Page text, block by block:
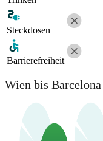
Steckdosen
Barrierefreiheit
Wien bis